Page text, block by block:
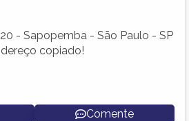
- Sapopemba - São Paulo - SP
copiado!
Comente